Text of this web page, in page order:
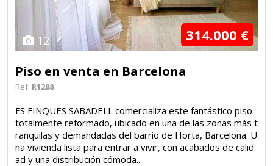
12 314.000 €
Piso en venta en Barcelona
Ref. R1288
FS FINQUES SABADELL comercializa este fantástico piso
totalmente reformado, ubicado en una de las zonas más t
ranquilas y demandadas del barrio de Horta, Barcelona. U
na vivienda lista para entrar a vivir, con acabados de calid
ad y una distribución cómoda...